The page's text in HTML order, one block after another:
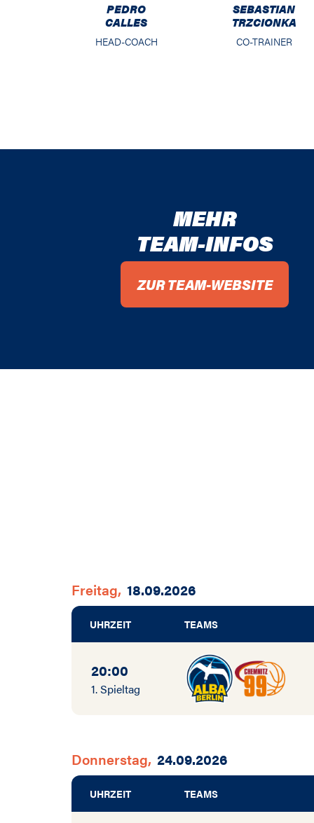
1979 / 1980
PEDRO
CALLES
HEAD-COACH
SEBASTIAN
TRZCIONKA
CO-TRAINER
MEHR
TEAM-INFOS
ZUR TEAM-WEBSITE
Freitag, 18.09.2026
UHRZEIT TEAMS
20:00
1. Spieltag
Donnerstag, 24.09.2026
UHRZEIT TEAMS